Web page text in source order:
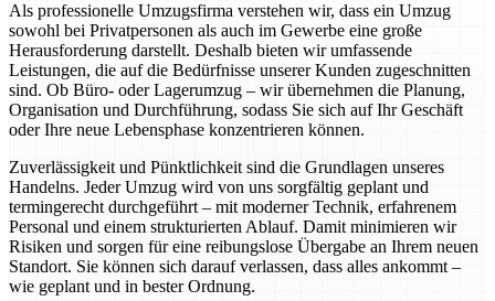
Als professionelle Umzugsfirma verstehen wir, dass ein Umzug
sowohl bei Privatpersonen als auch im Gewerbe eine große
Herausforderung darstellt. Deshalb bieten wir umfassende
Leistungen, die auf die Bedürfnisse unserer Kunden zugeschnitten
sind. Ob Büro- oder Lagerumzug – wir übernehmen die Planung,
Organisation und Durchführung, sodass Sie sich auf Ihr Geschäft
oder Ihre neue Lebensphase konzentrieren können.
Zuverlässigkeit und Pünktlichkeit sind die Grundlagen unseres
Handelns. Jeder Umzug wird von uns sorgfältig geplant und
termingerecht durchgeführt – mit moderner Technik, erfahrenem
Personal und einem strukturierten Ablauf. Damit minimieren wir
Risiken und sorgen für eine reibungslose Übergabe an Ihrem neuen
Standort. Sie können sich darauf verlassen, dass alles ankommt –
wie geplant und in bester Ordnung.